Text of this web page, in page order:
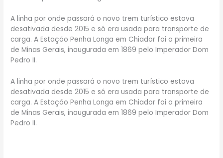
A linha por onde passará o novo trem turístico estava
desativada desde 2015 e só era usada para transporte de
carga. A Estação Penha Longa em Chiador foi a primeira
de Minas Gerais, inaugurada em 1869 pelo Imperador Dom
Pedro II.
A linha por onde passará o novo trem turístico estava
desativada desde 2015 e só era usada para transporte de
carga. A Estação Penha Longa em Chiador foi a primeira
de Minas Gerais, inaugurada em 1869 pelo Imperador Dom
Pedro II.